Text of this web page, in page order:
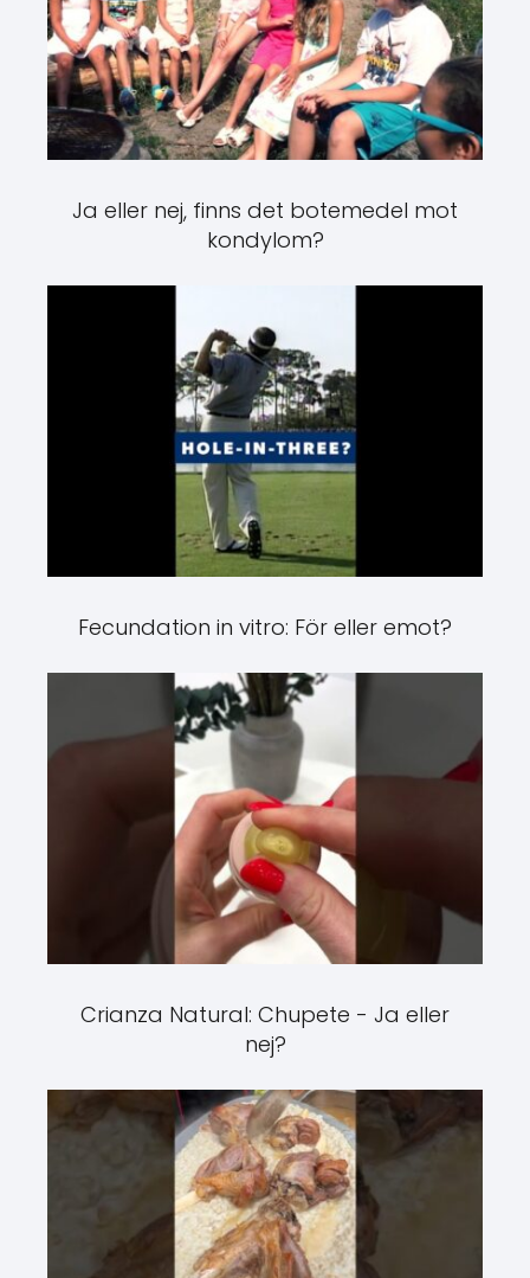
Ja eller nej, finns det botemedel mot
kondylom?
Fecundation in vitro: För eller emot?
Crianza Natural: Chupete - Ja eller
nej?